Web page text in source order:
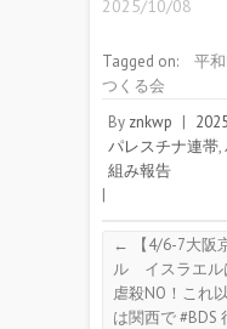
2025/10/08
Tagged on:
平
つくる会
By znkwp |
パレスチナ連帯,
組み報告
|
←
【4/6-7大阪
ル イスラエル
虐殺NO！これ
は関西で #BDS